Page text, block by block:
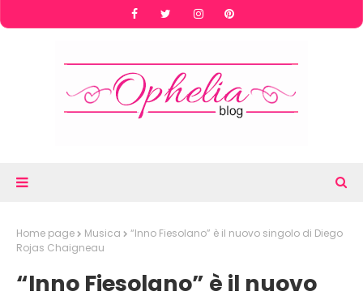
Home page Musica
“Inno Fiesolano” è il nuovo singolo di Diego
Rojas Chaigneau
“Inno Fiesolano” è il nuovo